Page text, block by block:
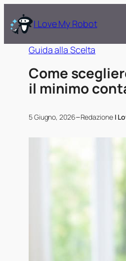
I Love My Robot
Guida alla Scelta
Come
il minimo
5 Giugno, 2026–Redazione I